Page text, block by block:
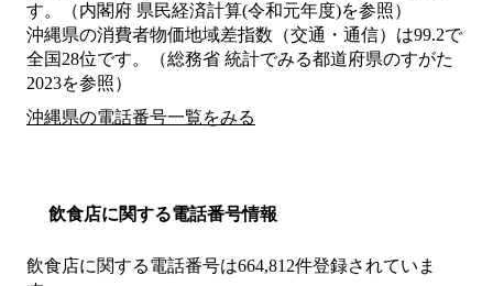
す。（内閣府 県民経済計算(令和元年度)を参照）
沖縄県の消費者物価地域差指数（交通・通信）は99.2で
全国28位です。（総務省 統計でみる都道府県のすがた
2023を参照）
沖縄県の電話番号一覧をみる
飲食店に関する電話番号情報
飲食店に関する電話番号は664,812件登録されていま